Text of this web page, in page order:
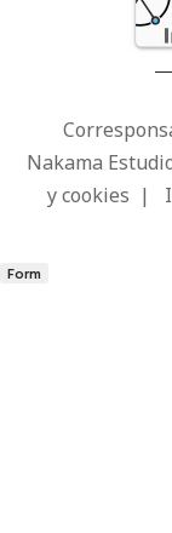
Nakama
y cookies |
Form